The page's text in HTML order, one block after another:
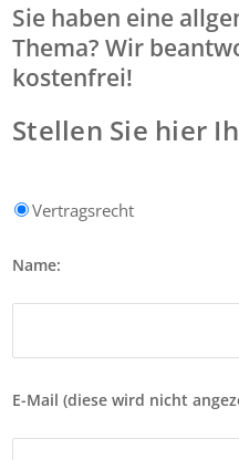
Sie haben eine
Thema? Wir
kostenfrei!
Stellen Sie hier
Vertragsrecht
Name:
E-Mail (diese wird nicht